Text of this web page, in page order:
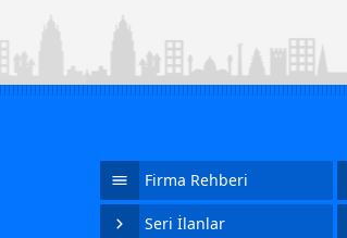
Firma Rehberi
Seri İlanlar